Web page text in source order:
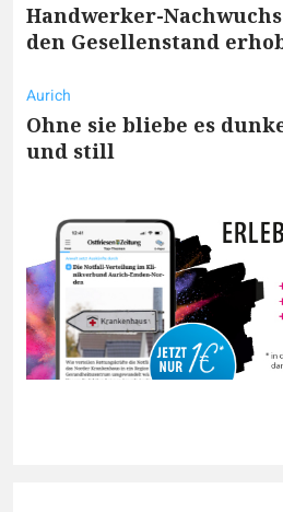
Handwerker-
den Gesellenstand
Aurich
Ohne sie bliebe es
und still